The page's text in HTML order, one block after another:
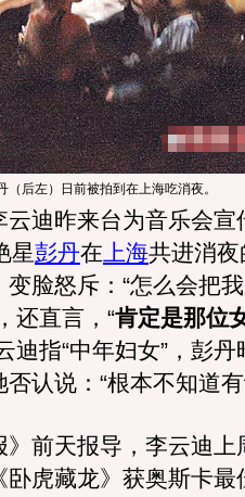
（后左）日前被拍到在上海吃消夜。
迪昨来台为音乐会宣
星彭丹在上海共进消
脸怒斥：“怎么会把
还直言，“肯定是那位
迪指“中年妇女”，彭
认说：“根本不知道
前天报导，李云迪上
虎藏龙》获奥斯卡最